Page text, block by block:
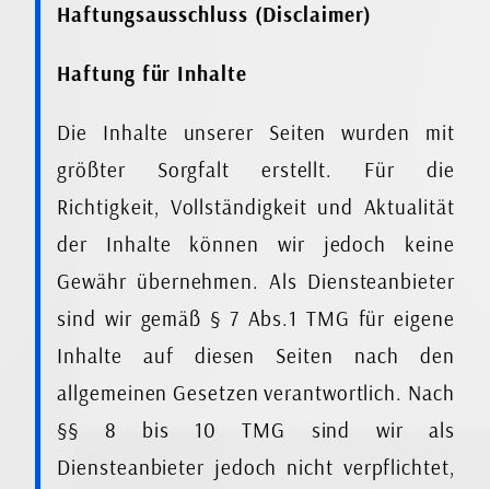
Haftungsausschluss (Disclaimer)
Haftung für Inhalte
Die Inhalte unserer Seiten wurden mit
größter Sorgfalt erstellt. Für die
Richtigkeit, Vollständigkeit und Aktualität
der Inhalte können wir jedoch keine
Gewähr übernehmen. Als Diensteanbieter
sind wir gemäß § 7 Abs.1 TMG für eigene
Inhalte auf diesen Seiten nach den
allgemeinen Gesetzen verantwortlich. Nach
§§ 8 bis 10 TMG sind wir als
Diensteanbieter jedoch nicht verpflichtet,